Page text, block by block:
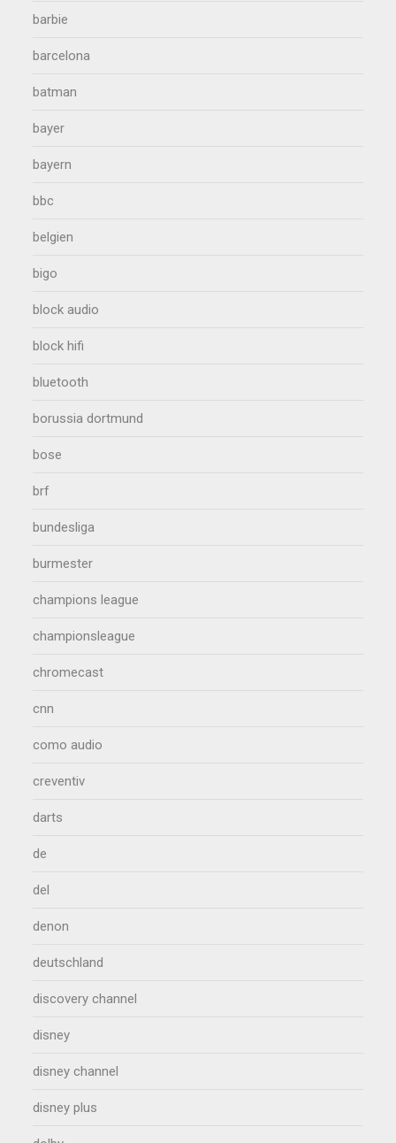
barbie
barcelona
batman
bayer
bayern
bbc
belgien
bigo
block audio
block hifi
bluetooth
borussia dortmund
bose
brf
bundesliga
burmester
champions league
championsleague
chromecast
cnn
como audio
creventiv
darts
de
del
denon
deutschland
discovery channel
disney
disney channel
disney plus